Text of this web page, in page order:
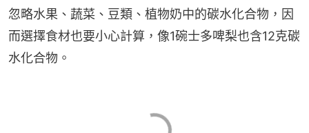
忽略水果、蔬菜、豆類、植物奶中的碳水化合物，因
而選擇食材也要小心計算，像1碗士多啤梨也含12克碳
水化合物。